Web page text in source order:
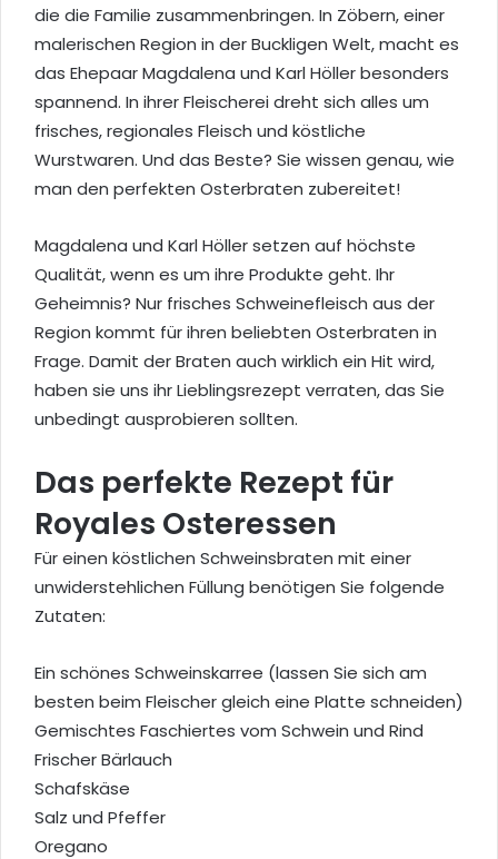
n
X
s
e
n
e
E
-
a
l
die die Familie zusammenbringen. In Zöbern, einer
malerischen Region in der Buckligen Welt, macht es
das Ehepaar Magdalena und Karl Höller besonders
spannend. In ihrer Fleischerei dreht sich alles um
frisches, regionales Fleisch und köstliche
Wurstwaren. Und das Beste? Sie wissen genau, wie
man den perfekten Osterbraten zubereitet!
Magdalena und Karl Höller setzen auf höchste
Qualität, wenn es um ihre Produkte geht. Ihr
Geheimnis? Nur frisches Schweinefleisch aus der
Region kommt für ihren beliebten Osterbraten in
Frage. Damit der Braten auch wirklich ein Hit wird,
haben sie uns ihr Lieblingsrezept verraten, das Sie
unbedingt ausprobieren sollten.
Das perfekte Rezept für
Royales Osteressen
Für einen köstlichen Schweinsbraten mit einer
unwiderstehlichen Füllung benötigen Sie folgende
Zutaten:
Ein schönes Schweinskarree (lassen Sie sich am
besten beim Fleischer gleich eine Platte schneiden)
Gemischtes Faschiertes vom Schwein und Rind
Frischer Bärlauch
Schafskäse
Salz und Pfeffer
Oregano